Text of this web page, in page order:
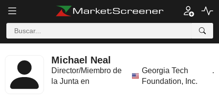
Michael Neal
Director/Miembro de
la Junta en
Georgia Tech
Foundation, Inc.
.